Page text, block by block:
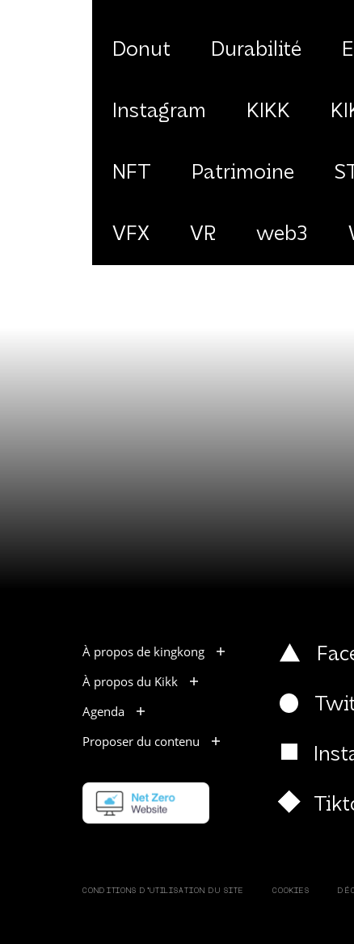
Donut Durabilité
Instagram KIKK
NFT Patrimoine
VFX VR web3
À propos de kingkong
À propos du Kikk
Agenda
Proposer du contenu
CONDITIONS D’UTILISATION DU SITE COOKIES